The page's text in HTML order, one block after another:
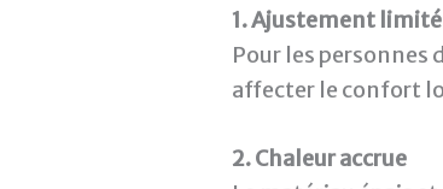
1. Ajustement
Pour les personnes
affecter le confort
2. Chaleur accrue